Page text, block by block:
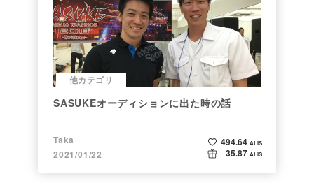
他カテゴリ
SASUKEオーディションに出た時の話
Taka
2021/01/22
494.64 ALIS
35.87 ALIS